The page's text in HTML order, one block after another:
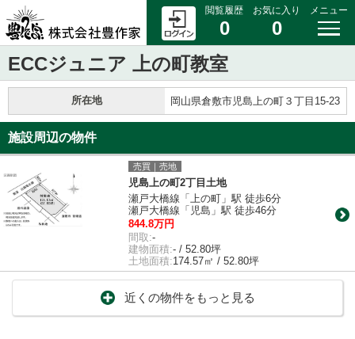
閲覧履歴
0
お気に入り
0
メニュー
ECCジュニア 上の町教室
所在地 岡山県倉敷市児島上の町３丁目15-23
施設周辺の物件
売買｜売地
児島上の町2丁目土地
瀬戸大橋線「上の町」駅 徒歩6分
瀬戸大橋線「児島」駅 徒歩46分
844.8万円
間取:-
建物面積:- / 52.80坪
土地面積:174.57㎡ / 52.80坪
近くの物件をもっと見る